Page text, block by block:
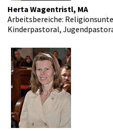
Herta Wagentristl, MA
Arbeitsbereiche:
Kinderpastoral,